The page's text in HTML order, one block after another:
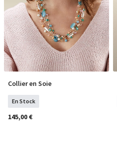
COMMANDER
Collier en Soie
En Stock
145,00 €